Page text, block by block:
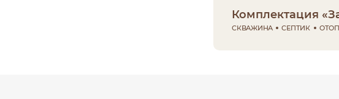
Комплектация
СКВАЖИНА СЕПТИК